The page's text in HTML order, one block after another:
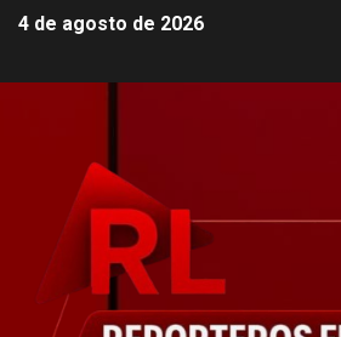
4 de agosto de 2026